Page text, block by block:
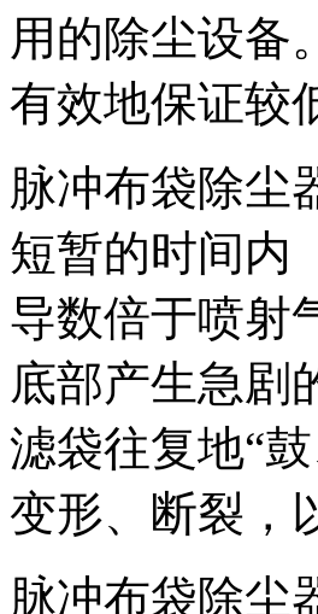
用的除尘设备
有效地保证较
脉冲布袋除尘
短暂的时间内
导数倍于喷射
底部产生急剧
滤袋往复地“
变形、断裂，
脉冲布袋除尘